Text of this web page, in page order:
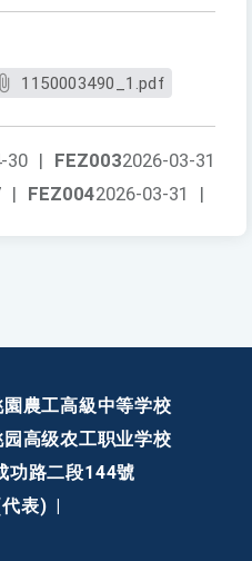
1150003490_1.pdf
FEZ0032026-03-31
30 |
FEZ0042026-03-31 |
|
農工高級中等学校
高级农工职业学校
功路二段144號
表)